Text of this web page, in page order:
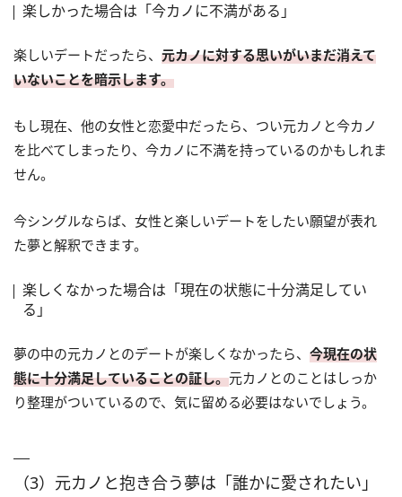
楽しかった場合は「今カノに不満がある」
楽しいデートだったら、 元カノに対する思いがいまだ消えて
いないことを暗示します。
もし現在、他の女性と恋愛中だったら、つい元カノと今カノ
を比べてしまったり、今カノに不満を持っているのかもしれま
せん。
今シングルならば、女性と楽しいデートをしたい願望が表れ
た夢と解釈できます。
楽しくなかった場合は「現在の状態に十分満足してい
る」
夢の中の元カノとのデートが楽しくなかったら、 今現在の状
態に十分満足していることの証し。元カノとのことはしっか
り整理がついているので、気に留める必要はないでしょう。
（3）元カノと抱き合う夢は「誰かに愛されたい」